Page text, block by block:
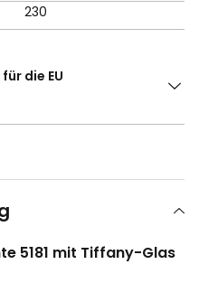
230
die EU
5181 mit Tiffany-Glas